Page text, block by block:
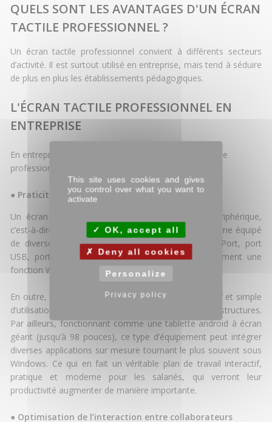
QUELS SONT LES AVANTAGES D'UN ÉCRAN
TACTILE PROFESSIONNEL ?
Un écran tactile professionnel convient à différents secteurs
d’activité. Il est surtout utilisé en entreprise, mais tend à séduire
de plus en plus les établissements pédagogiques.
L'ÉCRAN TACTILE PROFESSIONNEL EN
ENTREPRISE
En entreprise, les avantages qu’apporte un écran tactile
professionnel sont nombreux.
● Praticité
Un écran tactile professionnel fonctionne sans périphérique,
c’est-à-dire qu’il est totalement autonome. Il est même équipé
de diverses connectiques : hdmi vga, DVI, DisplayPort, port
USB, port LAN... Certains modèles intègrent également une
fonction WLAN.
En outre, il dispose d’un système d’exploitation intuitif et simple
d’utilisation. Il est également adapté à différentes structures.
Par ailleurs, fonctionnant comme une tablette android à écran
géant (jusqu’à 98 pouces), ce type d’équipement peut intégrer
diverses applications sur mesure tournant le plus souvent sous
Windows. Ce qui en fait un véritable plan de travail interactif,
pratique et moderne pour les salariés, qui verront leur
productivité augmenter de manière importante.
● Optimisation de l’interaction entre collaborateurs
This site uses cookies and gives
you control over what you want to
activate
OK, accept all
Deny all cookies
Personalize
Privacy policy